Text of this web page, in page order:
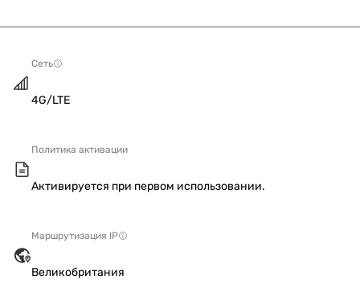
Сеть
4G/LTE
Политика активации
Активируется при первом использовании.
Маршрутизация IP
Великобритания